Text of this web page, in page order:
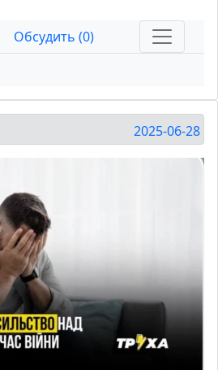
Обсудить (0)
2025-06-28